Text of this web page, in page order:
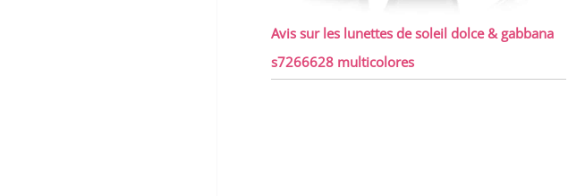
Avis sur les lunettes de soleil dolce & gabbana
s7266628 multicolores